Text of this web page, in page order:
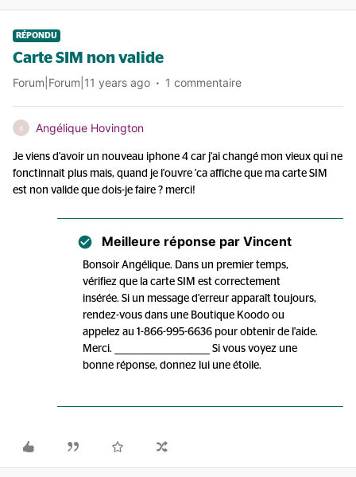
RÉPONDU
Carte SIM non valide
Forum|Forum|11 years ago 1 commentaire
A Angélique Hovington
Je viens d'avoir un nouveau iphone 4 car j'ai changé mon vieux qui ne
fonctinnait plus mais, quand je l'ouvre 'ca affiche que ma carte SIM
est non valide que dois-je faire ? merci!
Meilleure réponse par Vincent
Bonsoir Angélique. Dans un premier temps,
vérifiez que la carte SIM est correctement
insérée. Si un message d'erreur apparaît toujours,
rendez-vous dans une Boutique Koodo ou
appelez au 1-866-995-6636 pour obtenir de l'aide.
Merci. ________________________ Si vous voyez une
bonne réponse, donnez lui une étoile.